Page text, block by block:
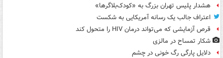
هشدار پلیس تهران بزرگ به «کودک‌بلاگرها»
اعتراف جالب یک رسانه آمریکایی به شکست
قرص آزمایشی که می‌تواند درمان HIV را متحول کند
شکار تمساح در مالزی
دلایل پارگی رگ خونی در چشم